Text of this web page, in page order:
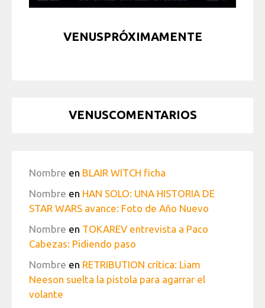
VENUSPRÓXIMAMENTE
VENUSCOMENTARIOS
Nombre en BLAIR WITCH ficha
Nombre en HAN SOLO: UNA HISTORIA DE
STAR WARS avance: Foto de Año Nuevo
Nombre en TOKAREV entrevista a Paco
Cabezas: Pidiendo paso
Nombre en RETRIBUTION crítica: Liam
Neeson suelta la pistola para agarrar el
volante